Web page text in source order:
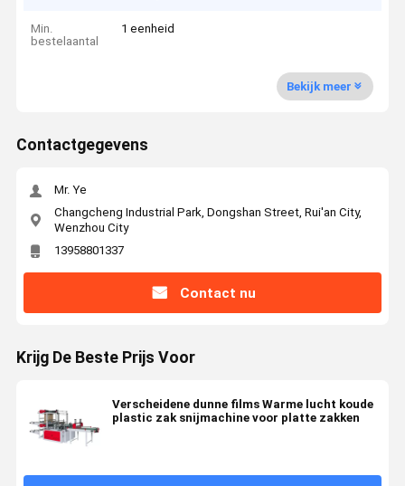
Min.
bestelaantal
1 eenheid
Bekijk meer
Contactgegevens
Mr. Ye
Changcheng Industrial Park, Dongshan Street, Rui'an City,
Wenzhou City
13958801337
Contact nu
Krijg De Beste Prijs Voor
Verscheidene dunne films Warme lucht koude
plastic zak snijmachine voor platte zakken